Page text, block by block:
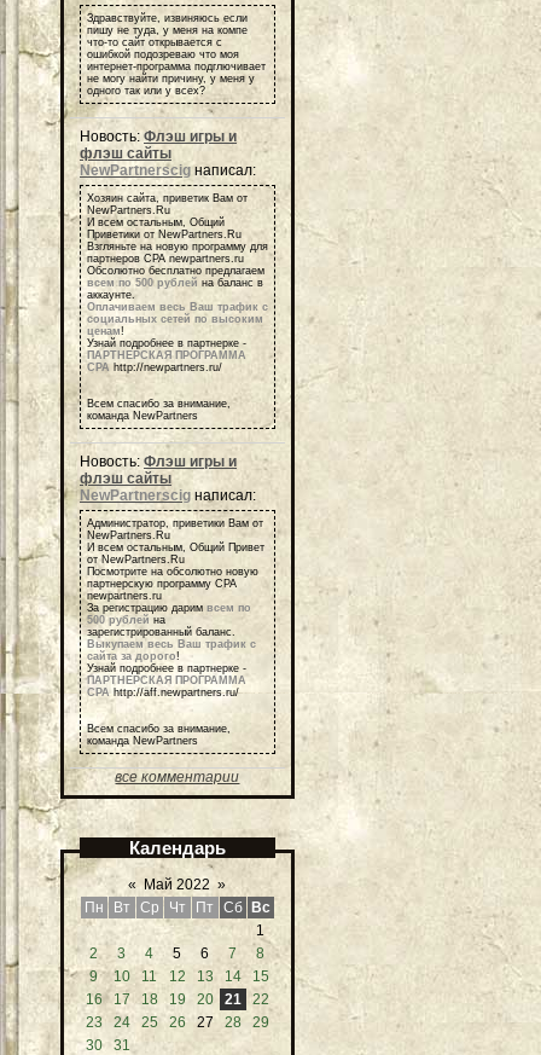
Здравствуйте, извиняюсь если
пишу не туда, у меня на компе
что-то сайт открывается с
ошибкой подозреваю что моя
интернет-программа подглючивает
не могу найти причину, у меня у
одного так или у всех?
Новость: Флэш игры и
флэш сайты
NewPartnerscigнаписал:
Хозяин сайта, приветик Вам от
NewPartners.Ru
И всем остальным, Общий
Приветики от NewPartners.Ru
Взгляньте на новую программу для
партнеров СРА newpartners.ru
Обсолютно бесплатно предлагаем
всем по 500 рублей на баланс в
аккаунте.
Оплачиваем весь Ваш трафик с
социальных сетей по высоким
ценам!
Узнай подробнее в партнерке -
ПАРТНЕРСКАЯ ПРОГРАММА
СРА http://newpartners.ru/
Всем спасибо за внимание,
команда NewPartners
Новость: Флэш игры и
флэш сайты
NewPartnerscig написал:
Администратор, приветики Вам от
NewPartners.Ru
И всем остальным, Общий Привет
от NewPartners.Ru
Посмотрите на обсолютно новую
партнерскую программу СРА
newpartners.ru
За регистрацию дарим всем по
500 рублей на
зарегистрированный баланс.
Выкупаем весь Ваш трафик с
сайта за дорого!
Узнай подробнее в партнерке -
ПАРТНЕРСКАЯ ПРОГРАММА
СРАhttp://aff.newpartners.ru/
Всем спасибо за внимание,
команда NewPartners
все комментарии
Календарь
« Май 2022 »
Пн
Вт Ср Чт Пт Сб Вс
1
2
3 4 5 6 7
8
9
10 11 12 13 14
15
16
17 18 19 20 21
22
23
24 25 26 27 28
29
30
31